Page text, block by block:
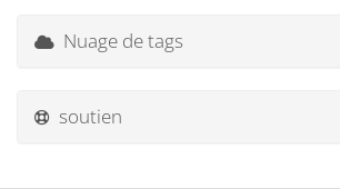
Nuage de tags
soutien